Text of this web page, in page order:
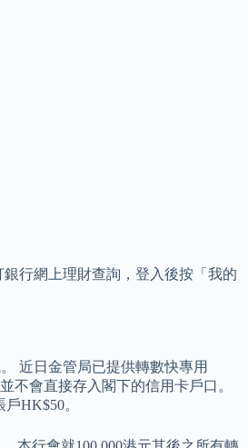
行網上理財查詢，登入後按「我的
近日金管局已提供轉數快專用
不會直接存入閣下的信用卡戶口。
HK$50。